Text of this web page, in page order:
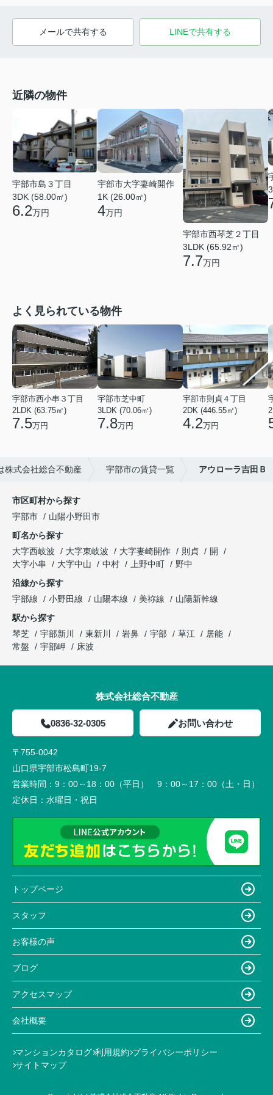
メールで共有する LINEで共有する
近隣の物件
宇部市島３丁目
3DK (58.00㎡)
6.2万円
宇部市大字妻崎開作
1K (26.00㎡)
4万円
宇部市西琴芝２丁目
3LDK (65.92㎡)
7.7万円
よく見られている物件
宇部市西小串３丁目
2LDK (63.75㎡)
7.5万円
宇部市芝中町
3LDK (70.06㎡)
7.8万円
宇部市則貞４丁目
2DK (446.55㎡)
4.2万円
株式会社総合不動産 宇部市の賃貸一覧 アウローラ吉田Ｂ
市区町村から探す
宇部市
山陽小野田市
町名から探す
大字西岐波
大字東岐波 大字妻崎開作 則貞
開
大字小串
大字中山 中村 上野中町
野中
沿線から探す
宇部線
小野田線 山陽本線 美祢線
山陽新幹線
駅から探す
琴芝
宇部新川 東新川 岩鼻 宇部 草江
居能
常盤
宇部岬 床波
株式会社総合不動産
0836-32-0305 お問い合わせ
〒755-0042
山口県宇部市松島町19-7
営業時間： 9：00～18：00（平日） 9：00～17：00（土・日）
定休日： 水曜日・祝日
トップページ
スタッフ
お客様の声
ブログ
アクセスマップ
会社概要
マンションカタログ 利用規約 プライバシーポリシー
サイトマップ